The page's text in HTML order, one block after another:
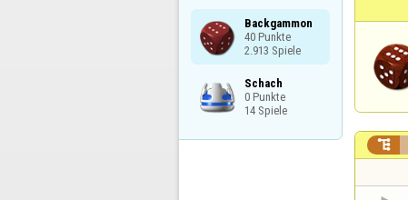
Backgammon
40 Punkte
2.913 Spiele
Schach
0 Punkte
14 Spiele
